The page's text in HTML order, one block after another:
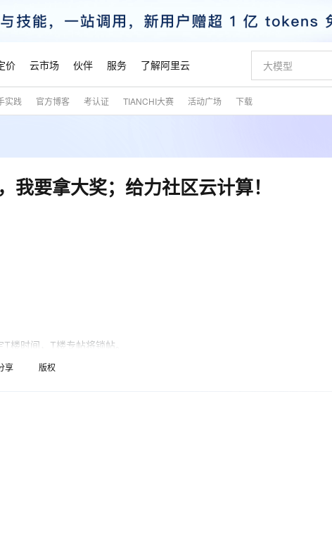
价 云市场 伙伴 服务 了解阿里云
实践 官方博客 考认证 TIANCHI大赛 活动广场 下载
我要拿大奖；给力社区云计算！
时间，T楼专帖将锁帖。
无效T楼。
，其余奖品放到后一天。
在T楼日公布。
享 版权
覆盖公网/内网、递归/权威、移动APP等全场景解析服务
千问大模型 大模型
容器服务
开源旗舰模型 即刻拥有 DeepSeek-V4-Pro